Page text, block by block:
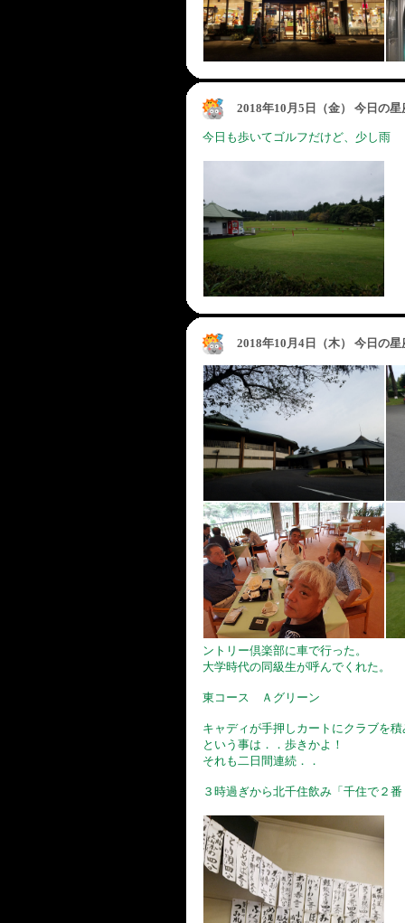
2018年10月5日（金） 今日の
今日も歩いてゴルフだけど、少し雨
2018年10月4日（木） 今日の
ントリー倶楽部に車で行った。
大学時代の同級生が呼んでくれた。
東コース Ａグリーン
キャディが手押しカートにクラブを
という事は．．歩きかよ！
それも二日間連続．．
３時過ぎから北千住飲み「千住で２